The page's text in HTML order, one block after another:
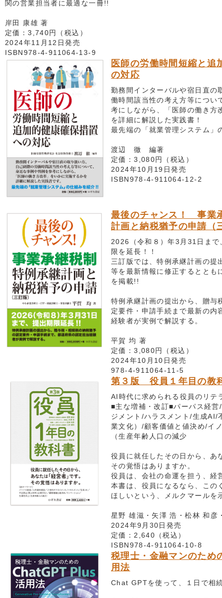
関の営業担当者に最適な一冊!!
岸田 康雄 著
定価：3,740円（税込）
2024年11月12日発売
ISBN978-4-911064-13-9
医師の労働時間短縮と追
の対応
勤務間インターバルや宿日直の
働時間該当性の考え方等につい
考にしながら、「医師の働き方
を詳細に解説した実践書！
最先端の「就業管理システム」
渡辺 徹 編著
定価：3,080円（税込）
2024年10月19日発売
ISBN978-4-911064-12-2
最後のチャンス！ 事業
計画と納税猶予の申請（
2026（令和８）年3月31日まで
限を延長！！
三訂版では、特例承継計画の提
等を最新情報に修正するととも
を掲載!!
特例承継計画の提出から、贈与
定要件・申請手続まで最新の内
経験者が実例で解説する。
平賀 均 著
定価：3,080円（税込）
2024年10月10日発売
978-4-911064-11-5
第３版 役員１年目の教
AI時代に求められる役員のリテ
■主な増補・改訂■パーパス経
ジメント/ハラスメント/生成AI/
業文化）/顧客価値と値決め/イ
（生産年齢人口の減少
役員に就任したその日から、あ
その覚悟はありますか。
役員は、会社の命運を担う、経
本書は、役員になるなら、この
ほしいという、メルクマールを
星野 雄滋・矢澤 浩・松林 和彦
2024年9月30日発売
定価：2,640（税込）
ISBN978-4-911064-10-8
税理士・金融マンのた
用法
Chat GPTを使って、１日で相